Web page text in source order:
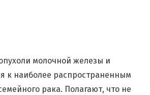
молочной железы и
к наиболее распространенным
рака. Полагают, что не